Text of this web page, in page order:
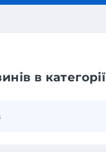
в категорії